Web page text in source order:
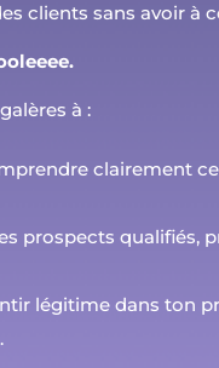
clients sans avoir à
à :
clairement
prospects qualifiés,
légitime dans ton